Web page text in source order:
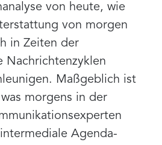
von heute, wie
von morgen
in Zeiten der
Nachrichtenzyklen
Maßgeblich ist
morgens in der
Agenda-